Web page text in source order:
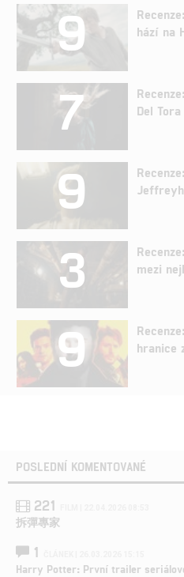
9
hází na
7
Del Tora
9
3
mezi
9
hranice
POSLEDNÍ KOMENTOVANÉ
221
拆彈專家
1
Harry Potter: První trailer